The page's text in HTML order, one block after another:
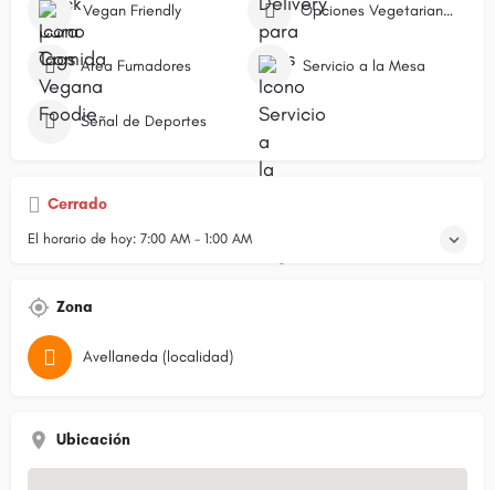
Vegan Friendly Opciones Vegetarianas
Área Fumadores Servicio a la Mesa
Señal de Deportes
Cerrado
El horario de hoy: 7:00 AM - 1:00 AM
Zona
Avellaneda (localidad)
Ubicación